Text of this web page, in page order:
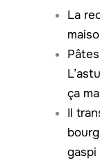
La
ça
Il